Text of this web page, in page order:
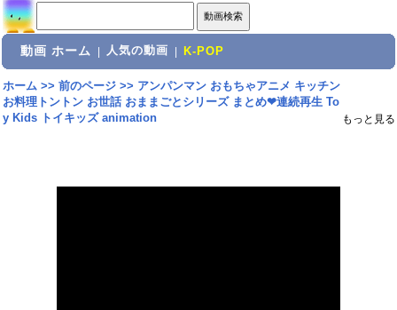
動画 ホーム 人気の動画 K-POP
ホーム>> 前のページ>> アンパンマン おもちゃアニメ キッチン
お料理トントン お世話 おままごとシリーズ まとめ❤連続再生 To
y Kids トイキッズ animation
もっと見る